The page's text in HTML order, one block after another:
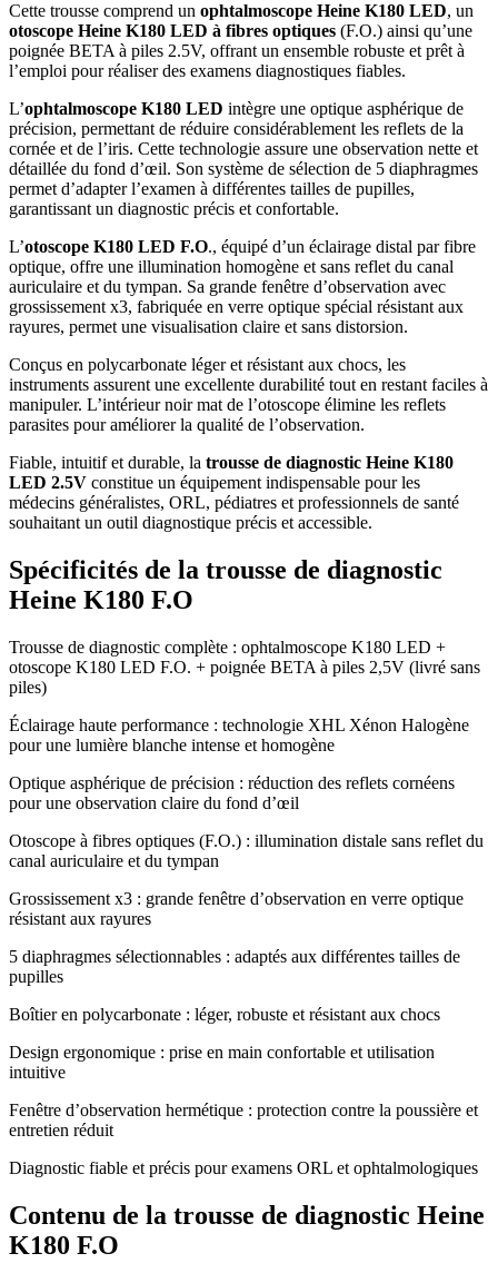
Cette trousse comprend un ophtalmoscope Heine K180 LED, un
otoscope Heine K180 LED à fibres optiques (F.O.) ainsi qu’une
poignée BETA à piles 2.5V, offrant un ensemble robuste et prêt à
l’emploi pour réaliser des examens diagnostiques fiables.
L’ophtalmoscope K180 LED intègre une optique asphérique de
précision, permettant de réduire considérablement les reflets de la
cornée et de l’iris. Cette technologie assure une observation nette et
détaillée du fond d’œil. Son système de sélection de 5 diaphragmes
permet d’adapter l’examen à différentes tailles de pupilles,
garantissant un diagnostic précis et confortable.
L’otoscope K180 LED F.O., équipé d’un éclairage distal par fibre
optique, offre une illumination homogène et sans reflet du canal
auriculaire et du tympan. Sa grande fenêtre d’observation avec
grossissement x3, fabriquée en verre optique spécial résistant aux
rayures, permet une visualisation claire et sans distorsion.
Conçus en polycarbonate léger et résistant aux chocs, les
instruments assurent une excellente durabilité tout en restant faciles à
manipuler. L’intérieur noir mat de l’otoscope élimine les reflets
parasites pour améliorer la qualité de l’observation.
Fiable, intuitif et durable, la trousse de diagnostic Heine K180
LED 2.5V constitue un équipement indispensable pour les
médecins généralistes, ORL, pédiatres et professionnels de santé
souhaitant un outil diagnostique précis et accessible.
Spécificités de la trousse de diagnostic
Heine K180 F.O
Trousse de diagnostic complète : ophtalmoscope K180 LED +
otoscope K180 LED F.O. + poignée BETA à piles 2,5V (livré sans
piles)
Éclairage haute performance : technologie XHL Xénon Halogène
pour une lumière blanche intense et homogène
Optique asphérique de précision : réduction des reflets cornéens
pour une observation claire du fond d’œil
Otoscope à fibres optiques (F.O.) : illumination distale sans reflet du
canal auriculaire et du tympan
Grossissement x3 : grande fenêtre d’observation en verre optique
résistant aux rayures
5 diaphragmes sélectionnables : adaptés aux différentes tailles de
pupilles
Boîtier en polycarbonate : léger, robuste et résistant aux chocs
Design ergonomique : prise en main confortable et utilisation
intuitive
Fenêtre d’observation hermétique : protection contre la poussière et
entretien réduit
Diagnostic fiable et précis pour examens ORL et ophtalmologiques
Contenu de la trousse de diagnostic Heine
K180 F.O